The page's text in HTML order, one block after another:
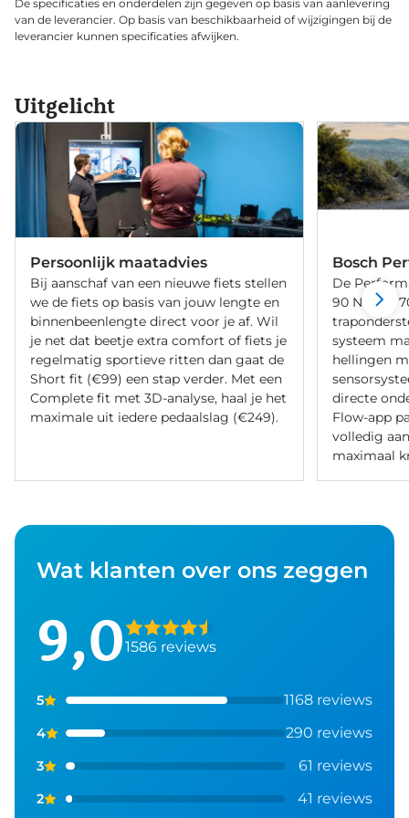
De specificaties en onderdelen zijn gegeven op basis van aanlevering
van de leverancier. Op basis van beschikbaarheid of wijzigingen bij de
leverancier kunnen specificaties afwijken.
Uitgelicht
Persoonlijk maatadvies
Bij aanschaf van een nieuwe fiets stellen
we de fiets op basis van jouw lengte en
binnenbeenlengte direct voor je af. Wil
je net dat beetje extra comfort of fiets je
regelmatig sportieve ritten dan gaat de
Short fit (€99) een stap verder. Met een
Complete fit met 3D-analyse, haal je het
maximale uit iedere pedaalslag (€249).
Bosch
De
90 Nm en
systeem
hellingen
directe
Flow-app
volledig
maximaal
Wat klanten over ons zeggen
9,01586 reviews
5 1168 reviews
4 290 reviews
3 61 reviews
2 41 reviews